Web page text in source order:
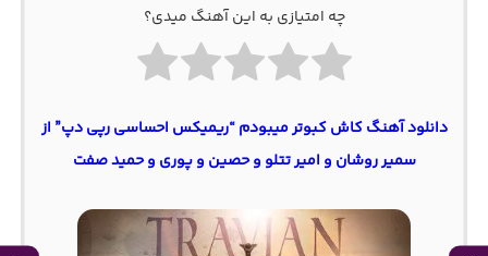
چه امتیازی به این آهنگ میدی؟
دانلود آهنگ کاش کبوتر میبودم “ریمیکس احساسی رپی دپ” از
سمیر روشان و امیر تتلو و حصین و پوری و حمید صفت